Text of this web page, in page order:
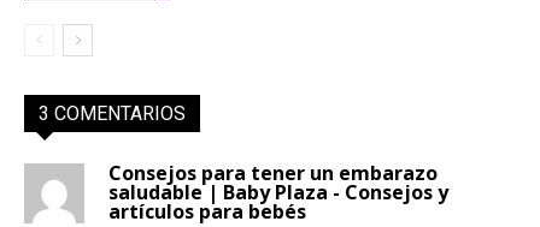
3 COMENTARIOS
Consejos para tener un embarazo
saludable | Baby Plaza - Consejos y
artículos para bebés